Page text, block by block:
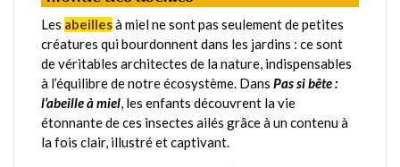
Les abeillesà miel ne sont pas seulement de petites
créatures qui bourdonnent dans les jardins : ce sont
de véritables architectes de la nature, indispensables
à l’équilibre de notre écosystème. Dans Pas si bête :
l’abeille à miel, les enfants découvrent la vie
étonnante de ces insectes ailés grâce à un contenu à
la fois clair, illustré et captivant.